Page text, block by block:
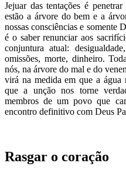
Jejuar das tentações é
estão a árvore do bem e a
nossas consciências e somente
é o saber renunciar aos
conjuntura atual:
omissões, morte, dinheiro.
nós, na árvore do mal e do
virá na medida em que a água
que a unção nos torne
membros de um povo que
encontro definitivo com Deus
Rasgar o coração